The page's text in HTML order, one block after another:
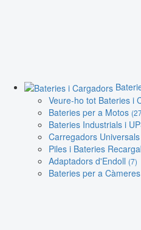
Veure-ho tot Bateries i
Bateries per a Motos
Bateries Industrials i
Carregadors Universals
Piles i Bateries
Adaptadors d'Endoll (7)
Bateries per a Càmeres